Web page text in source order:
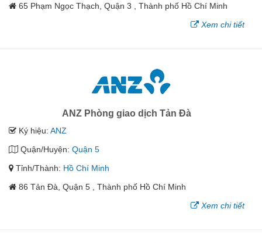
65 Phạm Ngọc Thạch, Quận 3 , Thành phố Hồ Chí Minh
Xem chi tiết
ANZ Phòng giao dịch Tản Đà
Ký hiệu: ANZ
Quận/Huyện: Quận 5
Tỉnh/Thành: Hồ Chí Minh
86 Tản Đà, Quận 5 , Thành phố Hồ Chí Minh
Xem chi tiết